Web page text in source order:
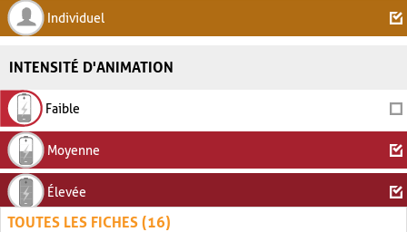
Individuel
INTENSITÉ D'ANIMATION
Faible
Moyenne
Élevée
TOUTES LES FICHES (16)